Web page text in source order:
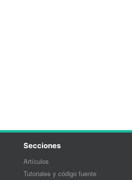
Secciones
Artículos
Tutoriales y código fuente